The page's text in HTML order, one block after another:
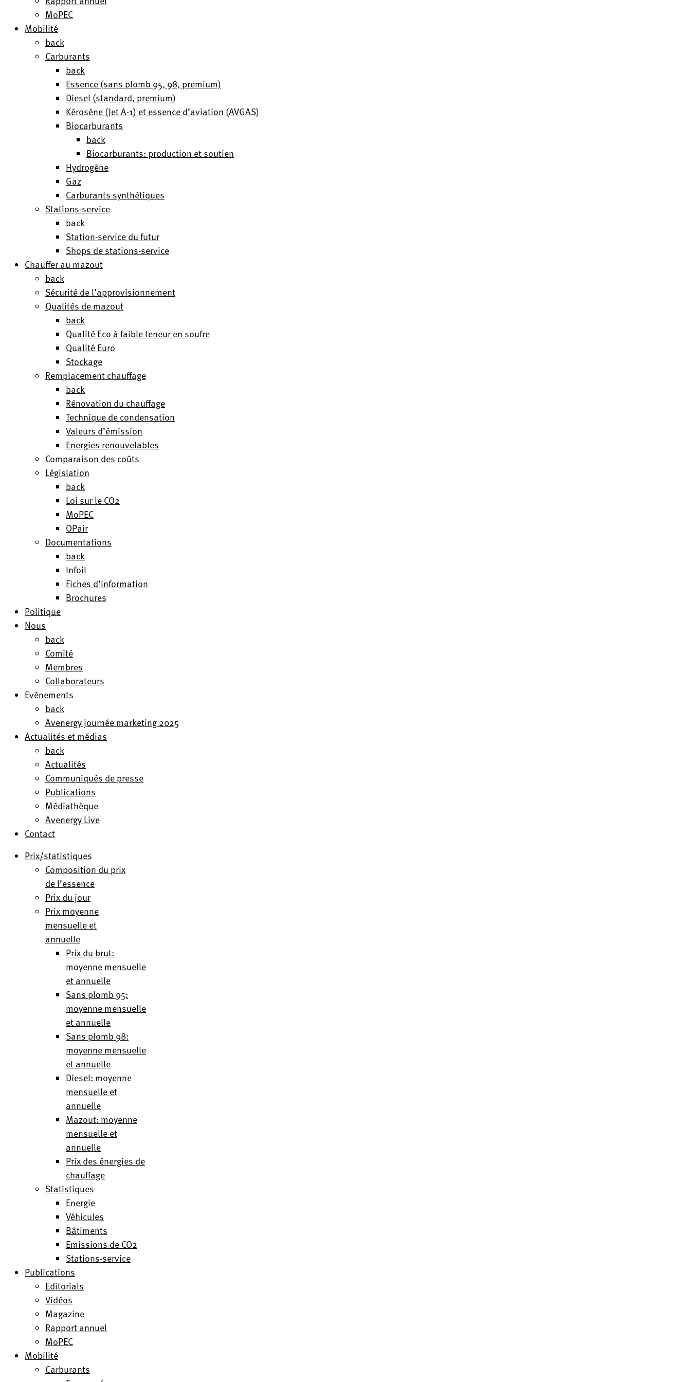
MoPEC
Mobilité
back
Carburants
back
Essence (sans plomb 95, 98, premium)
Diesel (standard, premium)
Kérosène (Jet A-1) et essence d’aviation (AVGAS)
Biocarburants
back
Biocarburants: production et soutien
Hydrogène
Gaz
Carburants synthétiques
Stations-service
back
Station-service du futur
Shops de stations-service
Chauffer au mazout
back
Sécurité de l’approvisionnement
Qualités de mazout
back
Qualité Eco à faible teneur en soufre
Qualité Euro
Stockage
Remplacement chauffage
back
Rénovation du chauffage
Technique de condensation
Valeurs d’émission
Energies renouvelables
Comparaison des coûts
Législation
back
Loi sur le CO2
MoPEC
OPair
Documentations
back
Infoil
Fiches d’information
Brochures
Politique
Nous
back
Comité
Membres
Collaborateurs
Evènements
back
Avenergy journée marketing 2025
Actualités et médias
back
Actualités
Communiqués de presse
Publications
Médiathèque
Avenergy Live
Contact
Prix/statistiques
Composition du prix
de l’essence
Prix du jour
Prix moyenne
mensuelle et
annuelle
Prix du brut:
moyenne mensuelle
et annuelle
Sans plomb 95:
moyenne mensuelle
et annuelle
Sans plomb 98:
moyenne mensuelle
et annuelle
Diesel: moyenne
mensuelle et
annuelle
Mazout: moyenne
mensuelle et
annuelle
Prix des énergies de
chauffage
Statistiques
Energie
Véhicules
Bâtiments
Emissions de CO2
Stations-service
Publications
Editorials
Vidéos
Magazine
Rapport annuel
MoPEC
Mobilité
Carburants